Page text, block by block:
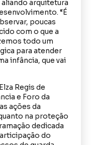
arquitetura
“É
poucas
com o que a
todo um
para atender
infância, que vai
Regis de
e Foro da
ações da
na proteção
dedicada
do